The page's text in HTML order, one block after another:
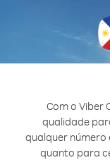
Com o Viber
qualidade
qualquer
quanto para